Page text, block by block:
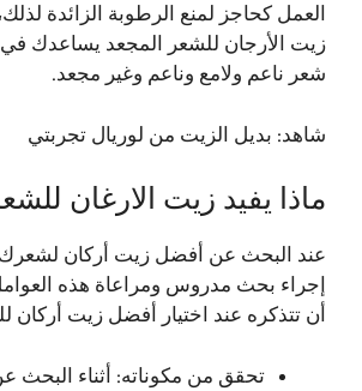
العمل كحاجز لمنع الرطوبة الزائدة
زيت الأرجان للشعر المجعد يساعدك
شعر ناعم ولامع وناعم وغير مجعد.
شاهد: بديل الزيت من لوريال تجربتي
ماذا يفيد زيت الارغان
عند البحث عن أفضل زيت أركان
إجراء بحث مدروس ومراعاة هذه
أن تتذكره عند اختيار أفضل زيت أركان
تحقق من مكوناته: أثناء